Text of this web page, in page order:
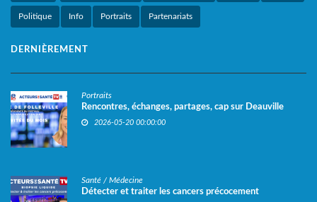
Politique Info Portraits Partenariats
DERNIÈREMENT
Portraits
Rencontres, échanges, partages, cap sur Deauville
2026-05-20 00:00:00
Santé / Médecine
Détecter et traiter les cancers précocement